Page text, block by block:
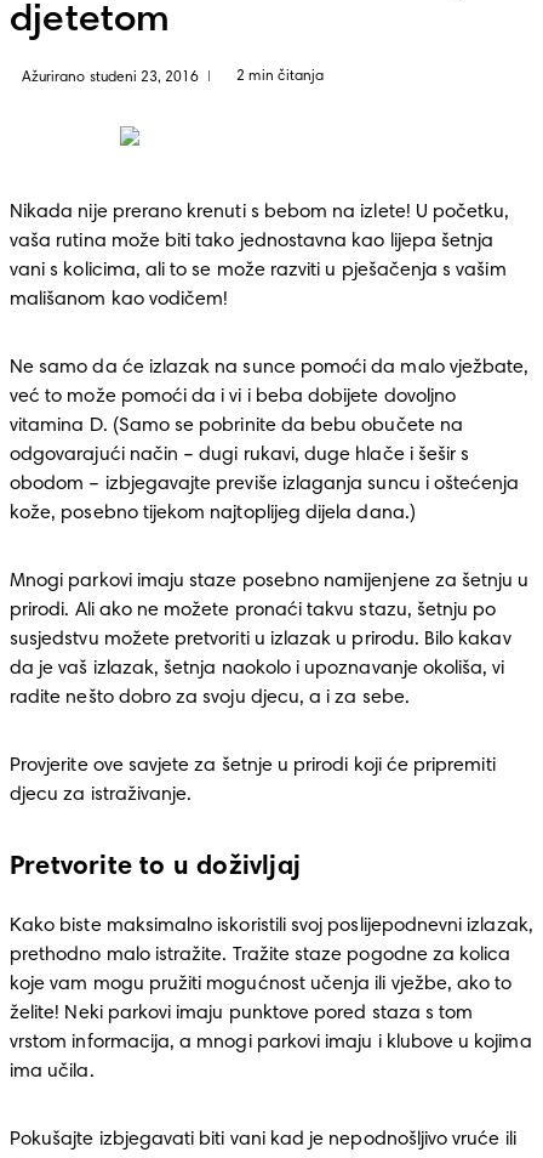
djetetom
Ažurirano studeni 23, 2016 2 min čitanja
Nikada nije prerano krenuti s bebom na izlete! U početku,
vaša rutina može biti tako jednostavna kao lijepa šetnja
vani s kolicima, ali to se može razviti u pješačenja s vašim
mališanom kao vodičem!
Ne samo da će izlazak na sunce pomoći da malo vježbate,
već to može pomoći da i vi i beba dobijete dovoljno
vitamina D. (Samo se pobrinite da bebu obučete na
odgovarajući način – dugi rukavi, duge hlače i šešir s
obodom – izbjegavajte previše izlaganja suncu i oštećenja
kože, posebno tijekom najtoplijeg dijela dana.)
Mnogi parkovi imaju staze posebno namijenjene za šetnju u
prirodi. Ali ako ne možete pronaći takvu stazu, šetnju po
susjedstvu možete pretvoriti u izlazak u prirodu. Bilo kakav
da je vaš izlazak, šetnja naokolo i upoznavanje okoliša, vi
radite nešto dobro za svoju djecu, a i za sebe.
Provjerite ove savjete za šetnje u prirodi koji će pripremiti
djecu za istraživanje.
Pretvorite to u doživljaj
Kako biste maksimalno iskoristili svoj poslijepodnevni izlazak,
prethodno malo istražite. Tražite staze pogodne za kolica
koje vam mogu pružiti mogućnost učenja ili vježbe, ako to
želite! Neki parkovi imaju punktove pored staza s tom
vrstom informacija, a mnogi parkovi imaju i klubove u kojima
ima učila.
Pokušajte izbjegavati biti vani kad je nepodnošljivo vruće ili